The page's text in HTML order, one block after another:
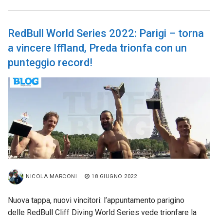
RedBull World Series 2022: Parigi – torna
a vincere Iffland, Preda trionfa con un
punteggio record!
NICOLA MARCONI 18 GIUGNO 2022
Nuova tappa, nuovi vincitori: l’appuntamento parigino
delle RedBull Cliff Diving World Series vede trionfare la